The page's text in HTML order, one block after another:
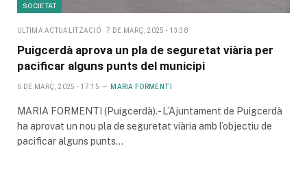
SOCIETAT
ULTIMA ACTUALITZACIÓ 7 DE MARÇ, 2025 - 13:38
Puigcerdà aprova un pla de seguretat viària per
pacificar alguns punts del municipi
6 DE MARÇ, 2025 - 17:15 MARIA FORMENTI
MARIA FORMENTI (Puigcerdà).- L’Ajuntament de Puigcerdà
ha aprovat un nou pla de seguretat viària amb l’objectiu de
pacificar alguns punts…